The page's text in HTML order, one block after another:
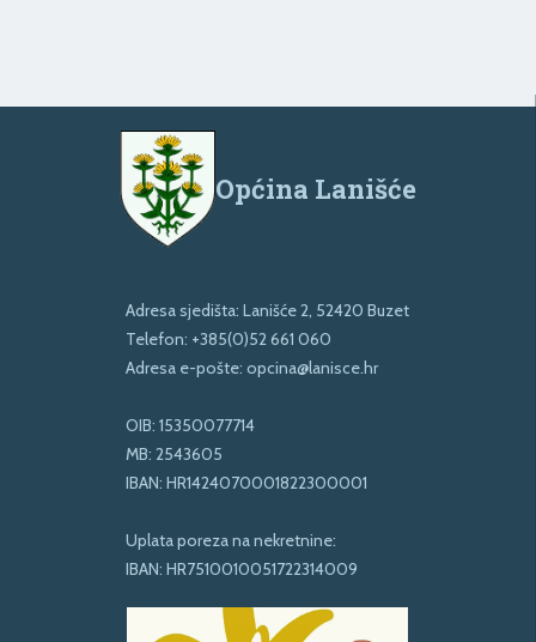
Općina Lanišće
Adresa sjedišta: Lanišće 2, 52420 Buzet
Telefon: +385(0)52 661 060
Adresa e-pošte: opcina@lanisce.hr
OIB: 15350077714
MB: 2543605
IBAN: HR1424070001822300001
Uplata poreza na nekretnine:
IBAN: HR7510010051722314009